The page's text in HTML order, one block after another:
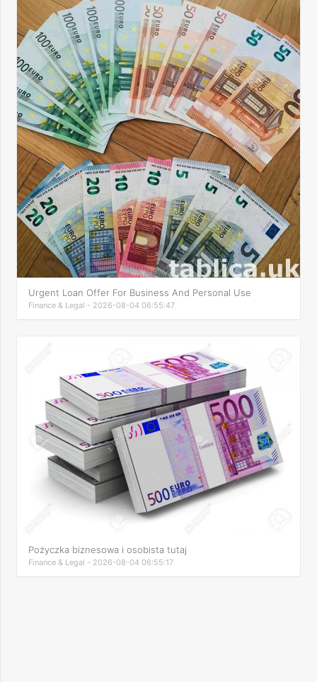
Urgent Loan Offer For Business And Personal Use
Finance & Legal - 2026-08-04 06:55:47
Pożyczka biznesowa i osobista tutaj
Finance & Legal - 2026-08-04 06:55:17